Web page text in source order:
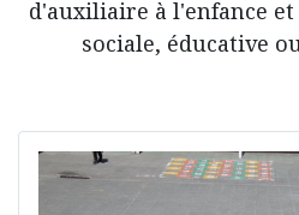
d'auxiliaire à l'enfance
sociale, éducative